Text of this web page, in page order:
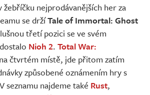
žebříčku nejprodávanějších her za
se držíTale of Immortal: Ghost
třetí pozici se ve svém
Nioh 2. Total War:
čtvrtém místě, jde přitom zatím
způsobené oznámením hry s
seznamu najdeme také Rust,